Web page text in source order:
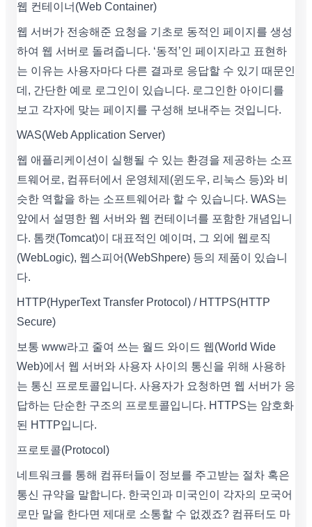
웹 컨테이너(Web Container)
웹 서버가 전송해준 요청을 기초로 동적인 페이지를 생성
하여 웹 서버로 돌려줍니다. ‘동적’인 페이지라고 표현하
는 이유는 사용자마다 다른 결과로 응답할 수 있기 때문인
데, 간단한 예로 로그인이 있습니다. 로그인한 아이디를
보고 각자에 맞는 페이지를 구성해 보내주는 것입니다.
WAS(Web Application Server)
웹 애플리케이션이 실행될 수 있는 환경을 제공하는 소프
트웨어로, 컴퓨터에서 운영체제(윈도우, 리눅스 등)와 비
슷한 역할을 하는 소프트웨어라 할 수 있습니다. WAS는
앞에서 설명한 웹 서버와 웹 컨테이너를 포함한 개념입니
다. 톰캣(Tomcat)이 대표적인 예이며, 그 외에 웹로직
(WebLogic), 웹스피어(WebShpere) 등의 제품이 있습니
다.
HTTP(HyperText Transfer Protocol) / HTTPS(HTTP
Secure)
보통 www라고 줄여 쓰는 월드 와이드 웹(World Wide
Web)에서 웹 서버와 사용자 사이의 통신을 위해 사용하
는 통신 프로토콜입니다. 사용자가 요청하면 웹 서버가 응
답하는 단순한 구조의 프로토콜입니다. HTTPS는 암호화
된 HTTP입니다.
프로토콜(Protocol)
네트워크를 통해 컴퓨터들이 정보를 주고받는 절차 혹은
통신 규약을 말합니다. 한국인과 미국인이 각자의 모국어
로만 말을 한다면 제대로 소통할 수 없겠죠? 컴퓨터도 마